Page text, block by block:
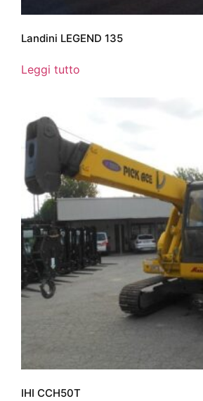
Landini LEGEND 135
Leggi tutto
IHI CCH50T